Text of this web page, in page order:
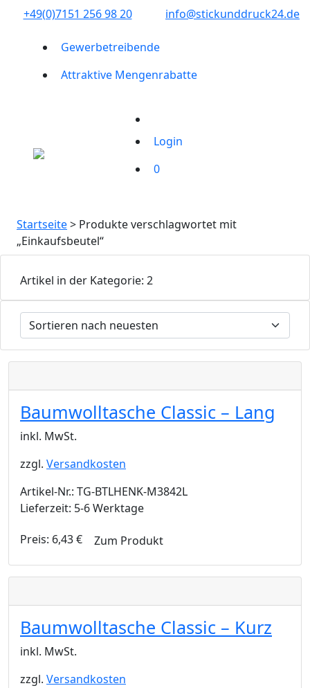
+49(0)7151 256 98 20‬ info@stickunddruck24.de
Gewerbetreibende
Attraktive Mengenrabatte
Login
0
Startseite> Produkte verschlagwortet mit
„Einkaufsbeutel“
Artikel in der Kategorie: 2
Baumwolltasche Classic – Lang
inkl. MwSt.
zzgl. Versandkosten
Artikel-Nr.: TG-BTLHENK-M3842L
Lieferzeit: 5-6 Werktage
Preis: 6,43€ Zum Produkt
Baumwolltasche Classic – Kurz
inkl. MwSt.
zzgl. Versandkosten